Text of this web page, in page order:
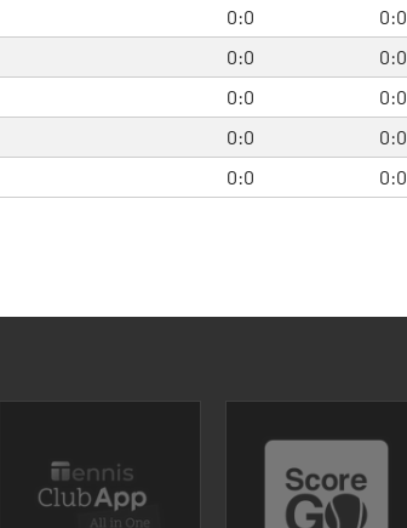
0:0 0:0
0:0 0:0
0:0 0:0
0:0 0:0
0:0 0:0